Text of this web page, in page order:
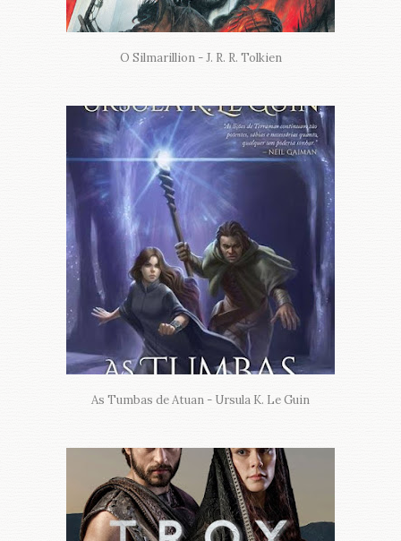
O Silmarillion - J. R. R. Tolkien
As Tumbas de Atuan - Ursula K. Le Guin